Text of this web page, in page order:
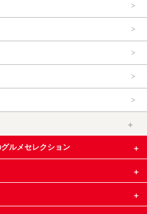
ルメセレクション